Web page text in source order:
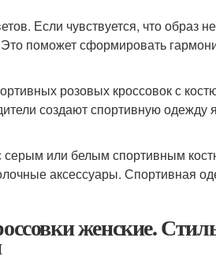
Если чувствуется, что образ
Это поможет сформировать
розовых кроссовок с
создают спортивную одежду
серым или белым спортивным
аксессуары. Спортивная
женские.